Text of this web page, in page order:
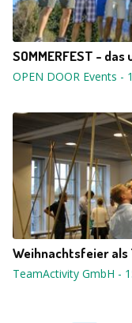
SOMMERFEST -
OPEN DOOR Events -
Weihnachtsfeier als
TeamActivity GmbH -